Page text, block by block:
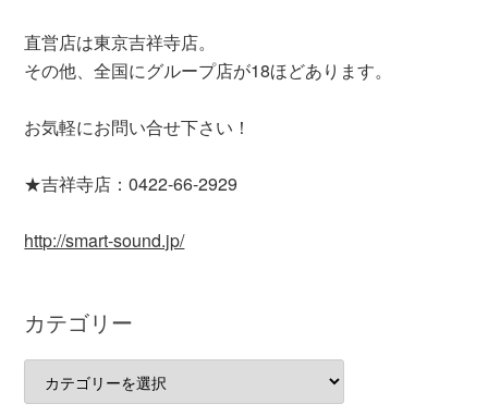
直営店は東京吉祥寺店。
その他、全国にグループ店が18ほどあります。
お気軽にお問い合せ下さい！
★吉祥寺店：0422-66-2929
http://smart-sound.jp/
カテゴリー
テ